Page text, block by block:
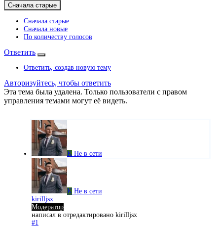
Сначала старые
Сначала старые
Сначала новые
По количеству голосов
Ответить
Ответить, создав новую тему
Авторизуйтесь, чтобы ответить
Эта тема была удалена. Только пользователи с правом
управления темами могут её видеть.
K Не в сети
K Не в сети
kirilljsx
Модератор
написал в отредактировано kirilljsx
#1